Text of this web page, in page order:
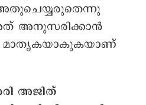
അനുസരിക്കാൻ
മാതൃകയാകുകയാണ്
അജിത്